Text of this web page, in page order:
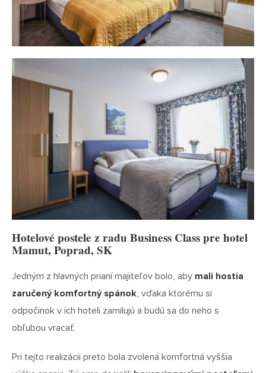
Hotelové postele z radu Business Class pre hotel
Mamut, Poprad, SK
Jedným z hlavných prianí majiteľov bolo, aby mali hostia
zaručený komfortný spánok, vďaka ktorému si
odpočinok v ich hoteli zamilujú a budú sa do neho s
obľubou vracať.
Pri tejto realizácii preto bola zvolená komfortná vyššia